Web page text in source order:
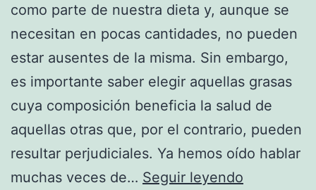
como parte de nuestra dieta y, aunque se
necesitan en pocas cantidades, no pueden
estar ausentes de la misma. Sin embargo,
es importante saber elegir aquellas grasas
cuya composición beneficia la salud de
aquellas otras que, por el contrario, pueden
resultar perjudiciales. Ya hemos oído hablar
muchas veces de… Seguir leyendo